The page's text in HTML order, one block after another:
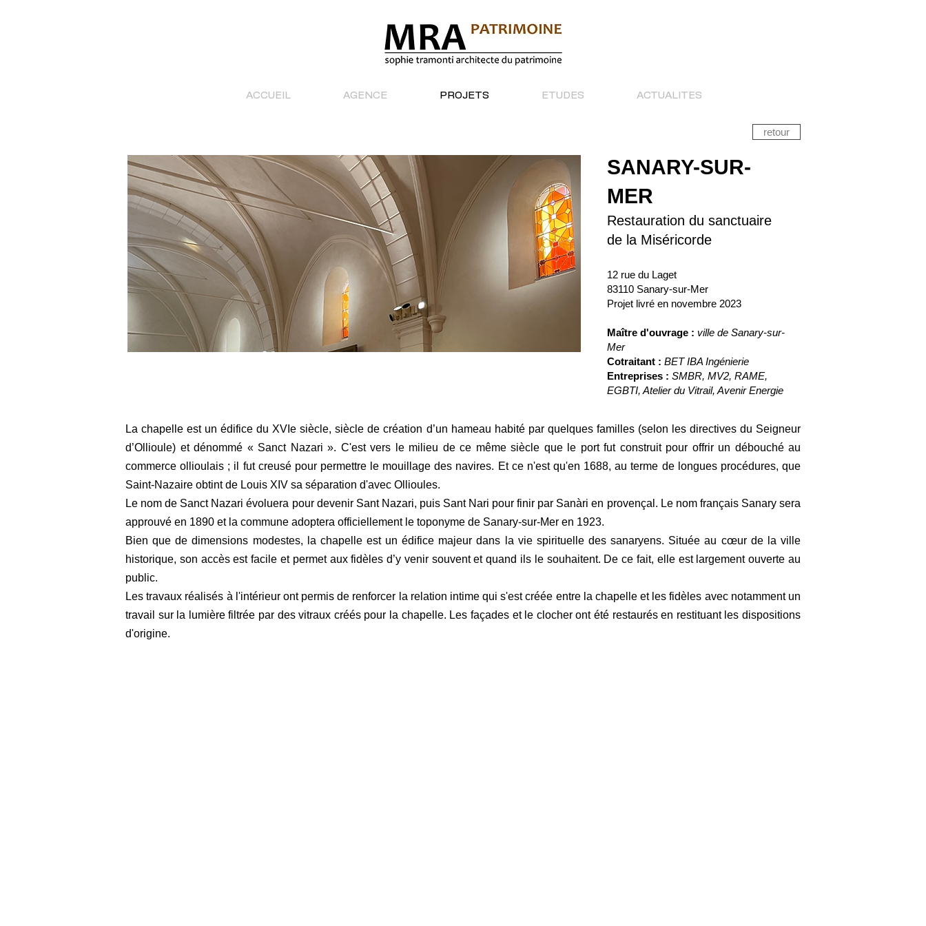
ACCUEIL AGENCE PROJETS ETUDES ACTUALITES
retour
SANARY-SUR-
MER
Restauration du sanctuaire
de la Miséricorde
12 rue du Laget
83110 Sanary-sur-Mer
Projet livré en novembre 2023
Maître d'ouvrage : ville de Sanary-sur-
Mer
Cotraitant : BET IBA Ingénierie
Entreprises : SMBR, MV2, RAME,
EGBTI, Atelier du Vitrail, Avenir Energie
La chapelle est un édifice du XVIe siècle, siècle de création d’un hameau habité par quelques familles (selon les directives du Seigneur
d’Ollioule) et dénommé « Sanct Nazari ». C'est vers le milieu de ce même siècle que le port fut construit pour offrir un débouché au
commerce ollioulais ; il fut creusé pour permettre le mouillage des navires. Et ce n'est qu'en 1688, au terme de longues procédures, que
Saint-Nazaire obtint de Louis XIV sa séparation d'avec Ollioules.
Le nom de Sanct Nazari évoluera pour devenir Sant Nazari, puis Sant Nari pour finir par Sanàri en provençal. Le nom français Sanary sera
approuvé en 1890 et la commune adoptera officiellement le toponyme de Sanary-sur-Mer en 1923.
Bien que de dimensions modestes, la chapelle est un édifice majeur dans la vie spirituelle des sanaryens. Située au cœur de la ville
historique, son accès est facile et permet aux fidèles d’y venir souvent et quand ils le souhaitent. De ce fait, elle est largement ouverte au
public.
Les travaux réalisés à l'intérieur ont permis de renforcer la relation intime qui s'est créée entre la chapelle et les fidèles avec notamment un
travail sur la lumière filtrée par des vitraux créés pour la chapelle. Les façades et le clocher ont été restaurés en restituant les dispositions
d'origine.